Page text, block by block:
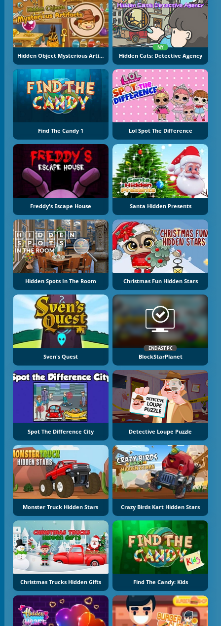
Hidden Object Mysterious Artifact
NY
Hidden Cats: Detective Agency
Find The Candy 1 Lol Spot The Difference
Freddy's Escape House Santa Hidden Presents
Hidden Spots In The Room Christmas Fun Hidden Stars
Sven's Quest
ENDAST PC
BlockStarPlanet
Spot The Difference City Detective Loupe Puzzle
Monster Truck Hidden Stars Crazy Birds Kart Hidden Stars
Christmas Trucks Hidden Gifts Find The Candy: Kids